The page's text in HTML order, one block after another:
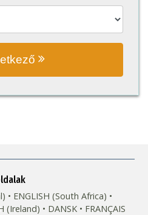
ENGLISH (South Africa)
(Ireland) DANSK FRANÇAIS